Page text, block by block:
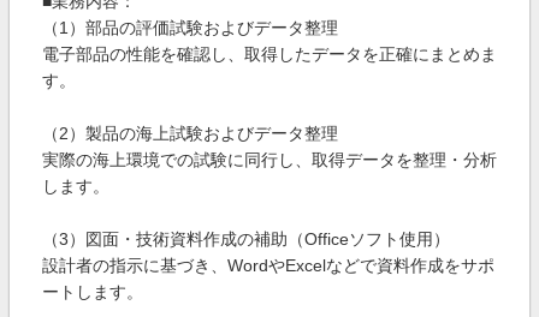
（1）部品の評価試験およびデータ整理
電子部品の性能を確認し、取得したデータを正確にまとめま
す。
（2）製品の海上試験およびデータ整理
実際の海上環境での試験に同行し、取得データを整理・分析
します。
（3）図面・技術資料作成の補助（Officeソフト使用）
設計者の指示に基づき、WordやExcelなどで資料作成をサポ
ートします。